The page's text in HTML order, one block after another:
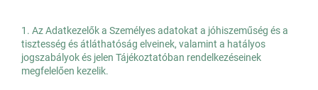
1. Az Adatkezelők a Személyes adatokat a jóhiszeműség és a
tisztesség és átláthatóság elveinek, valamint a hatályos
jogszabályok és jelen Tájékoztatóban rendelkezéseinek
megfelelően kezelik.